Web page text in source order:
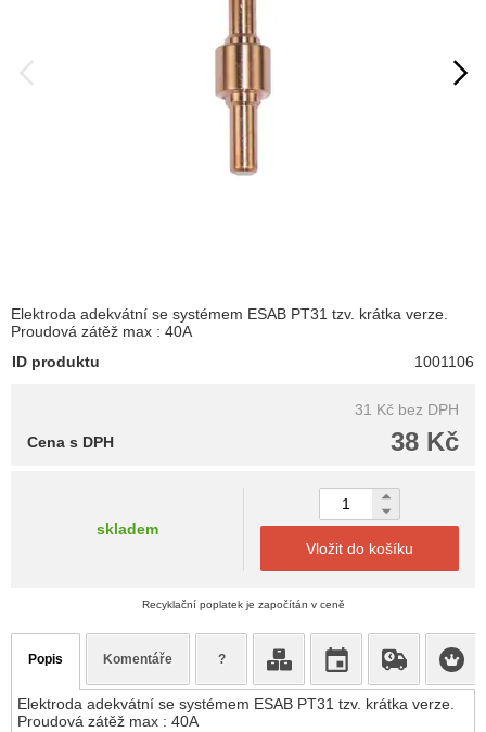
Elektroda adekvátní se systémem ESAB PT31 tzv. krátka verze.
Proudová zátěž max : 40A
ID produktu
1001106
31 Kč bez DPH
38 Kč
Cena s DPH
skladem
Vložit do košíku
Recyklační poplatek je započítán v ceně
Popis Komentáře ?
Elektroda adekvátní se systémem ESAB PT31 tzv. krátka verze.
Proudová zátěž max : 40A